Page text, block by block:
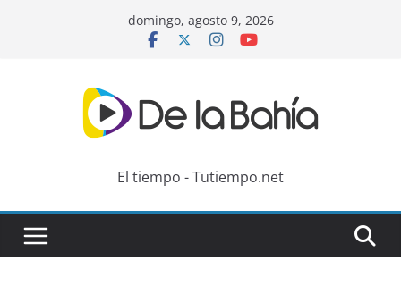
domingo, agosto 9, 2026
El tiempo - Tutiempo.net